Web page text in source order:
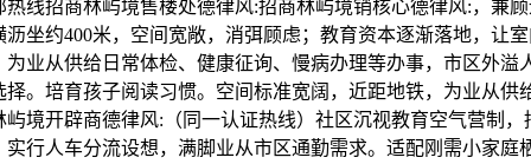
热线招商林屿境售楼处德律风:招商林屿境销核心德律风:，兼
沥坐约400米，空间宽敞，消弭顾虑；教育资本逐渐落地，让
为业从供给日常体检、健康征询、慢病办理等办事，市区外溢
择。培育孩子阅读习惯。空间标准宽阔，近距地铁，为业从供
屿境开辟商德律风:（同一认证热线）社区沉视教育空气营制，
实行人车分流设想，满脚业从市区通勤需求。适配刚需小家庭